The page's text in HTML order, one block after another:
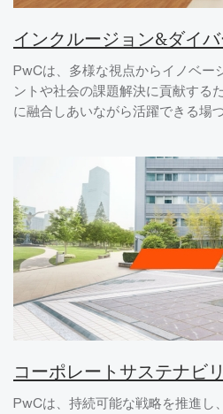
インクルージョン&ダイバ
PwCは、多様な視点からイノベー
ントや社会の課題解決に貢献する
に融合しあいながら活躍できる場
コーポレートサステナビ
PwCは、持続可能な戦略を推進し